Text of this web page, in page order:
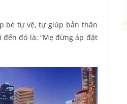
bé tự vệ, tự giúp bản thân
đó là: “Mẹ đừng áp đặt